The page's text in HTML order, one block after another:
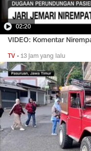
02:20
VIDEO: Komentar
TV •13 jam yang lalu